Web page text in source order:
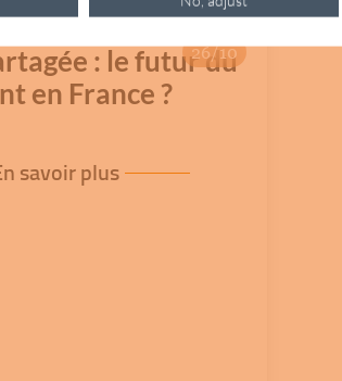
26/10
: le futur du
en France ?
savoir plus